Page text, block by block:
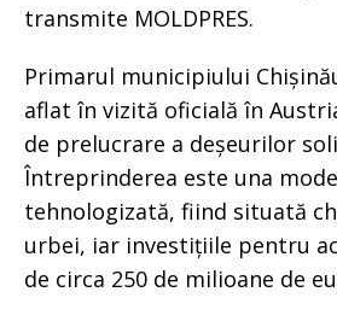
transmite MOLDPRES.
Primarul municipiului
aflat în vizită oficială în
de prelucrare a deșeurilor
Întreprinderea este una
tehnologizată, fiind situată
urbei, iar investițiile pentru
de circa 250 de milioane de